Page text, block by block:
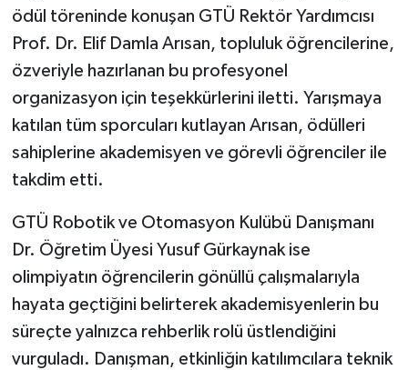
ödül töreninde konuşan GTÜ Rektör Yardımcısı
Prof. Dr. Elif Damla Arısan, topluluk öğrencilerine,
özveriyle hazırlanan bu profesyonel
organizasyon için teşekkürlerini iletti. Yarışmaya
katılan tüm sporcuları kutlayan Arısan, ödülleri
sahiplerine akademisyen ve görevli öğrenciler ile
takdim etti.
GTÜ Robotik ve Otomasyon Kulübü Danışmanı
Dr. Öğretim Üyesi Yusuf Gürkaynak ise
olimpiyatın öğrencilerin gönüllü çalışmalarıyla
hayata geçtiğini belirterek akademisyenlerin bu
süreçte yalnızca rehberlik rolü üstlendiğini
vurguladı. Danışman, etkinliğin katılımcılara teknik